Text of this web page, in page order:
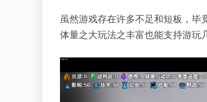
虽然游戏存在许多不足和短板，毕
体量之大玩法之丰富也能支持游玩